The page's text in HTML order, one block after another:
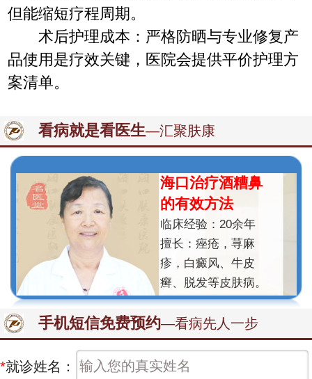
但能缩短疗程周期。
术后护理成本：严格防晒与专业修复产
品使用是疗效关键，医院会提供平价护理方
案清单。
看病就是看医生—汇聚肤康
海口治疗酒糟鼻
的有效方法
临床经验：20余年
擅长：痤疮，荨麻
疹，白癜风、牛皮
癣、脱发等皮肤病。
手机短信免费预约—看病先人一步
*就诊姓名：